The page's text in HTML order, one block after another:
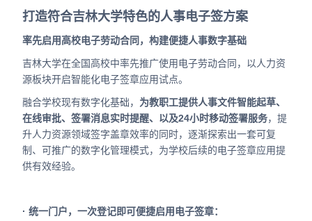
打造符合吉林大学特色的人事电子签方案
率先启用高校电子劳动合同，构建便捷人事数字基础
吉林大学在全国高校中率先推广使用电子劳动合同，以人力资
源板块开启智能化电子签章应用试点。
融合学校现有数字化基础， 为教职工提供人事文件智能起草、
在线审批、签署消息实时提醒、以及24小时移动签署服务，提
升人力资源领域签字盖章效率的同时，逐渐探索出一套可复
制、可推广的数字化管理模式，为学校后续的电子签章应用提
供有效经验。
· 统一门户，一次登记即可便捷启用电子签章：